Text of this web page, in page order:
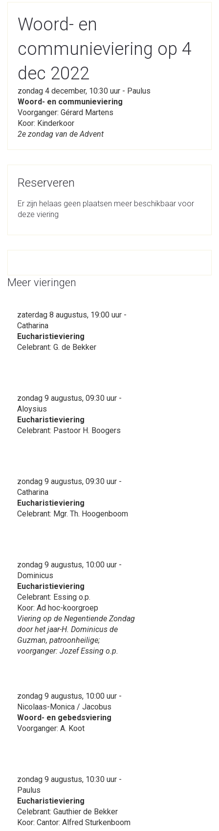
Woord- en
communieviering op 4
dec 2022
zondag 4 december, 10:30 uur - Paulus
Woord- en communieviering
Voorganger: Gérard Martens
Koor: Kinderkoor
2e zondag van de Advent
Reserveren
Er zijn helaas geen plaatsen meer beschikbaar voor
deze viering
Meer vieringen
zaterdag 8 augustus, 19:00 uur -
Catharina
Eucharistieviering
Celebrant: G. de Bekker
zondag 9 augustus, 09:30 uur -
Aloysius
Eucharistieviering
Celebrant: Pastoor H. Boogers
zondag 9 augustus, 09:30 uur -
Catharina
Eucharistieviering
Celebrant: Mgr. Th. Hoogenboom
zondag 9 augustus, 10:00 uur -
Dominicus
Eucharistieviering
Celebrant: Essing o.p.
Koor: Ad hoc-koorgroep
Viering op de Negentiende Zondag
door het jaar-H. Dominicus de
Guzman, patroonheilige;
voorganger: Jozef Essing o.p.
zondag 9 augustus, 10:00 uur -
Nicolaas-Monica / Jacobus
Woord- en gebedsviering
Voorganger: A. Koot
zondag 9 augustus, 10:30 uur -
Paulus
Eucharistieviering
Celebrant: Gauthier de Bekker
Koor: Cantor: Alfred Sturkenboom